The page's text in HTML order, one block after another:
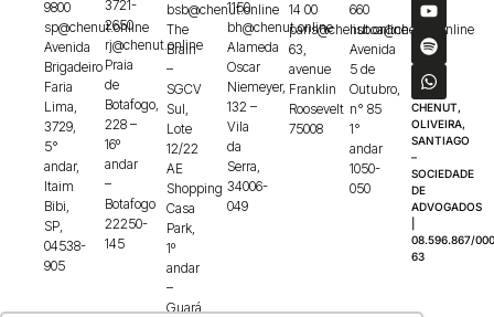
9800
sp@chenut.online
Avenida
Brigadeiro
Faria
Lima,
3729,
5°
andar,
Itaim
Bibi,
SP,
04538-
905
3721-
2650
rj@chenut.online
Praia
de
Botafogo,
228 –
16º
andar
–
Botafogo
22250-
145
bsb@chenut.online
The
Brain
–
SGCV
Sul,
Lote
12/22
AE
Shopping
Casa
Park,
1º
andar
–
Guará,
1150
bh@chenut.online
Alameda
Oscar
Niemeyer,
132 –
Vila
da
Serra,
34006-
049
14 00
paris@chenut.online
63,
avenue
Franklin
Roosevelt
75008
660
lisboa@chenut.online
Avenida
5 de
Outubro,
n° 85
1°
andar
1050-
050
CHENUT,
OLIVEIRA,
SANTIAGO
–
SOCIEDADE
DE
ADVOGADOS
08.596.867/
63